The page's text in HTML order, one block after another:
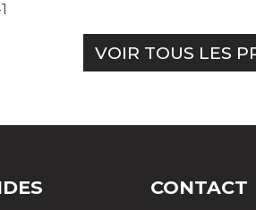
VOIR TOUS LES
CONTACT